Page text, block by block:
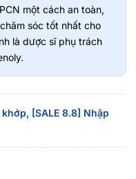
hoạt của khớp do tuổi
bú cần tham khảo ý
dụng.
tai nạn nghiêm trọng
một cách an toàn,
sóc tốt nhất cho
là dược sĩ phụ trách
[SALE 8.8] Nhập